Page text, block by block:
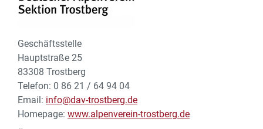
Geschäftsstelle
Hauptstraße 25
83308 Trostberg
Telefon: 0 86 21 / 64 94 04
Email: info@dav-trostberg.de
Homepage: www.alpenverein-trostberg.de